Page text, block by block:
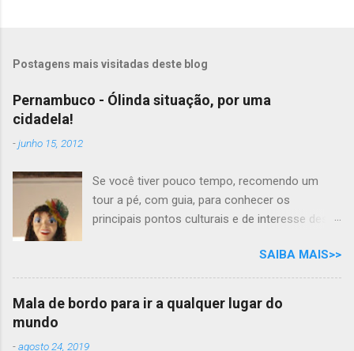
Postagens mais visitadas deste blog
Pernambuco - Ólinda situação, por uma
cidadela!
-junho 15, 2012
Se você tiver pouco tempo, recomendo um
tour a pé, com guia, para conhecer os
principais pontos culturais e de interesse desta
você tem todo o tempo do mundo, por que não
desfrutar as delícias e os prazeres das belezas
naturais e gastronômicas, ao som do frevo,
nesta aconchegante cidade cantada em prosa
SAIBA MAIS>>
Mala de bordo para ir a qualquer lugar do
mundo
-agosto 24, 2019